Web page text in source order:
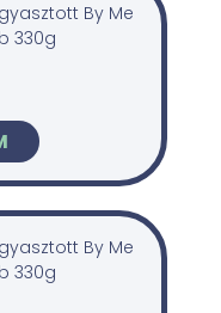
By Me
330g
By Me
330g